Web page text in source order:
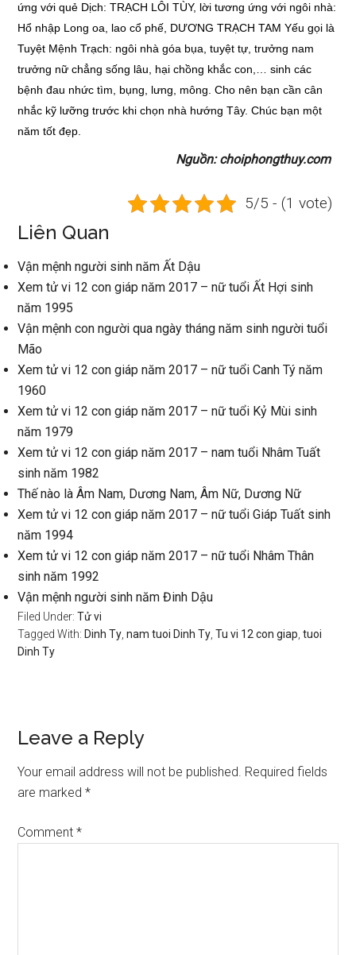
ứng với quẻ Dịch: TRẠCH LÔI TÙY, lời tương ứng với ngôi nhà:
Hổ nhập Long oa, lao cổ phế, DƯƠNG TRẠCH TAM Yếu gọi là
Tuyệt Mệnh Trạch: ngôi nhà góa bụa, tuyệt tự, trưởng nam
trưởng nữ chẳng sống lâu, hại chồng khắc con,… sinh các
bệnh đau nhức tìm, bụng, lưng, mông. Cho nên bạn cần cân
nhắc kỹ lưỡng trước khi chọn nhà hướng Tây. Chúc bạn một
năm tốt đẹp.
Nguồn: choiphongthuy.com
5/5 - (1 vote)
Liên Quan
Vận mệnh người sinh năm Ất Dậu
Xem tử vi 12 con giáp năm 2017 – nữ tuổi Ất Hợi sinh
năm 1995
Vận mệnh con người qua ngày tháng năm sinh người tuổi
Mão
Xem tử vi 12 con giáp năm 2017 – nữ tuổi Canh Tý năm
1960
Xem tử vi 12 con giáp năm 2017 – nữ tuổi Kỷ Mùi sinh
năm 1979
Xem tử vi 12 con giáp năm 2017 – nam tuổi Nhâm Tuất
sinh năm 1982
Thế nào là Âm Nam, Dương Nam, Âm Nữ, Dương Nữ
Xem tử vi 12 con giáp năm 2017 – nữ tuổi Giáp Tuất sinh
năm 1994
Xem tử vi 12 con giáp năm 2017 – nữ tuổi Nhâm Thân
sinh năm 1992
Vận mệnh người sinh năm Đinh Dậu
Filed Under:Tử vi
Tagged With: Dinh Ty ,nam tuoi Dinh Ty ,Tu vi 12 con giap ,tuoi
Dinh Ty
Reader
Interactions
Leave a Reply
Your email address will not be published. Required fields
are marked*
Comment*